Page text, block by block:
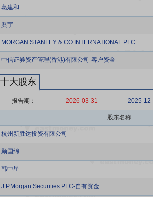
葛建和
奚宇
MORGAN STANLEY & CO.INTERNATIONAL PLC.
中信证券资产管理(香港)有限公司-客户资金
十大股东
报告期： 2026-03-31 2025-
股东名称
杭州新胜达投资有限公司
顾国绵
韩中星
J.P.Morgan Securities PLC-自有资金